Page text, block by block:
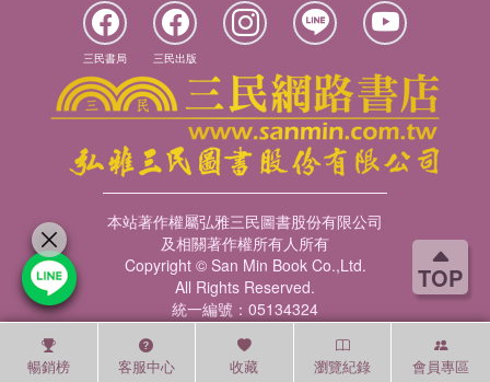
TOP
暢銷榜 客服中心 收藏 瀏覽紀錄 會員專區
三民書局 三民出版
本站著作權屬弘雅三民圖書股份有限公司
及相關著作權所有人所有
Copyright © San Min Book Co.,Ltd.
All Rights Reserved.
統一編號：05134324